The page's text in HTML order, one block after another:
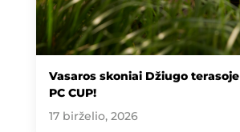
Vasaros skoniai Džiugo terasoje
PC CUP!
17 birželio, 2026